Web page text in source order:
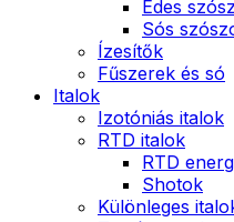
Édes
Sós
Ízesítők
Fűszerek és só
Italok
Izotóniás italok
RTD italok
RTD
Shotok
Különleges